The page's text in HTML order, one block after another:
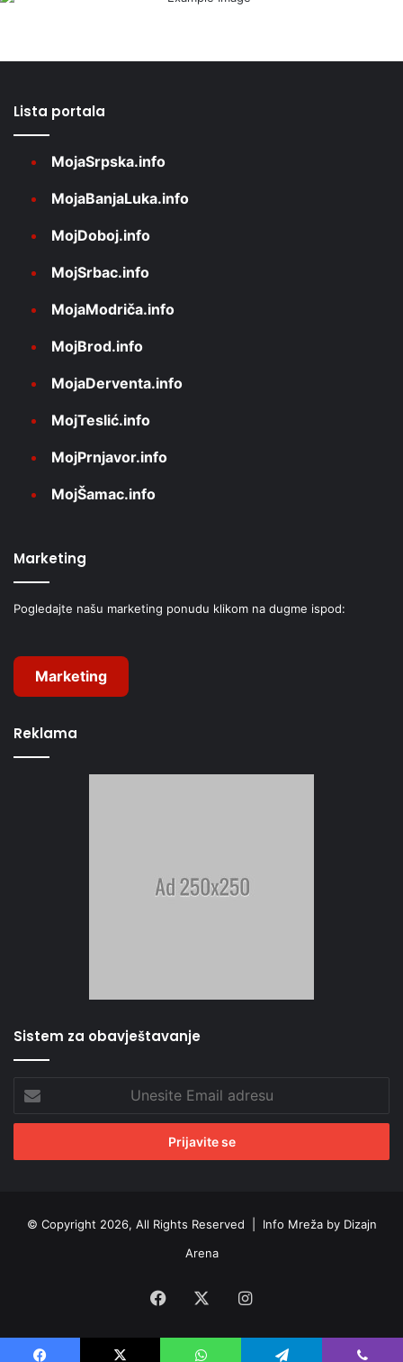
Lista portala
MojaSrpska.info
MojaBanjaLuka.info
MojDoboj.info
MojSrbac.info
MojaModriča.info
MojBrod.info
MojaDerventa.info
MojTeslić.info
MojPrnjavor.info
MojŠamac.info
Marketing
Pogledajte našu marketing ponudu klikom na dugme ispod:
Marketing
Reklama
Sistem za obavještavanje
Email
adresu
© Copyright 2026, All Rights Reserved | Info Mreža by Dizajn
Arena
Facebook Instagram